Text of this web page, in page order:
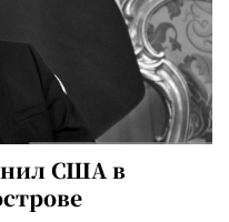
США в